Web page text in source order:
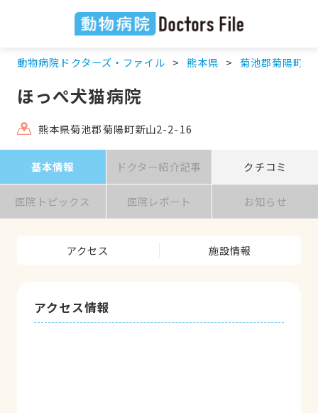
動物病院ドクターズ・ファイル 熊本県 菊池郡菊陽町
ほっぺ犬猫病院
熊本県菊池郡菊陽町新山2-2-16
基本情報 ドクター紹介記事 クチコミ
医院トピックス 医院レポート お知らせ
アクセス 施設情報
アクセス情報